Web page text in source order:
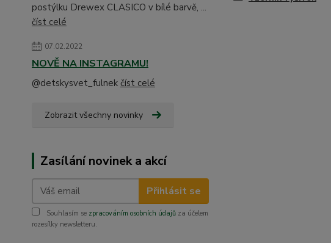
postýlku Drewex CLASICO v bílé barvě, ...
číst celé
07.02.2022
NOVĚ NA INSTAGRAMU!
@detskysvet_fulnek číst celé
Zobrazit všechny novinky
Zasílání novinek a akcí
Přihlásit se
Souhlasím se zpracováním osobních údajů za účelem
rozesílky newsletteru.